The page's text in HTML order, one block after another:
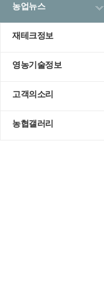
농업뉴스
재테크정보
영농기술정보
고객의소리
농협갤러리